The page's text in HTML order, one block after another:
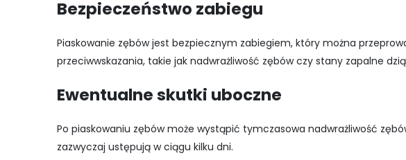
Bezpieczeństwo zabiegu
Piaskowanie zębów jest bezpiecznym zabiegiem, który można
przeciwwskazania, takie jak nadwrażliwość zębów czy stany zapalne
Ewentualne skutki uboczne
Po piaskowaniu zębów może wystąpić tymczasowa nadwrażliwość
zazwyczaj ustępują w ciągu kilku dni.